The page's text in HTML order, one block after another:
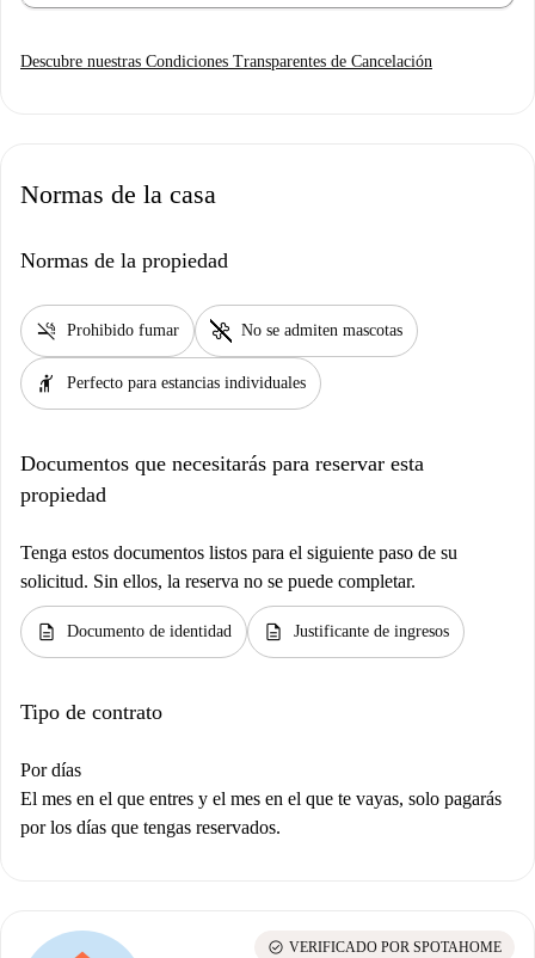
Descubre nuestras Condiciones Transparentes de Cancelación
Normas de la casa
Normas de la propiedad
smoke_free Prohibido fumar pet_supplies No se admiten mascotas
hail Perfecto para estancias individuales
Documentos que necesitarás para reservar esta
propiedad
Tenga estos documentos listos para el siguiente paso de su
solicitud. Sin ellos, la reserva no se puede completar.
description Documento de identidad description Justificante de ingresos
Tipo de contrato
Por días
El mes en el que entres y el mes en el que te vayas, solo pagarás
por los días que tengas reservados.
check_circle VERIFICADO POR SPOTAHOME